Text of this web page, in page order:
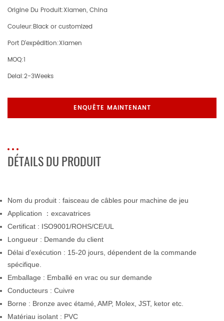
Origine Du Produit:Xiamen, China
Couleur:Black or customized
Port D'expédition:Xiamen
MOQ:1
Delai:2-3Weeks
ENQUÊTE MAINTENANT
DÉTAILS DU PRODUIT
Nom du produit : faisceau de câbles pour machine de jeu
Application
：excavatrices
Certificat : ISO9001/ROHS/CE/UL
Longueur : Demande du client
Délai d'exécution : 15-20 jours, dépendent de la commande
spécifique.
Emballage : Emballé en vrac ou sur demande
Conducteurs : Cuivre
Borne : Bronze avec étamé, AMP, Molex, JST, ketor etc.
Matériau isolant : PVC